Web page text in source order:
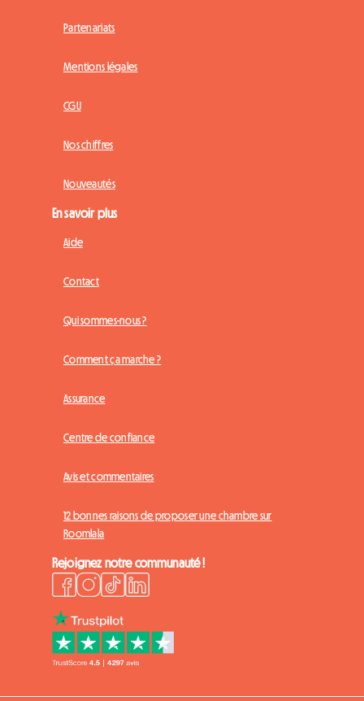
Partenariats
Mentions légales
CGU
Nos chiffres
Nouveautés
En savoir plus
Aide
Contact
Qui sommes-nous ?
Comment ça marche ?
Assurance
Centre de confiance
Avis et commentaires
12 bonnes raisons de proposer une chambre sur
Roomlala
Rejoignez notre communauté !